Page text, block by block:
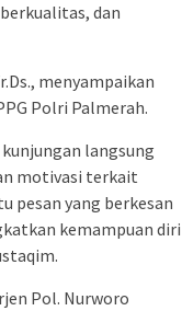
dan
menyampaikan
Polri Palmerah.
langsung
motivasi terkait
pesan yang berkesan
kemampuan diri
Pol. Nurworo